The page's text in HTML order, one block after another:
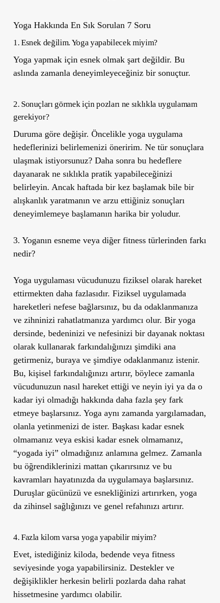
Yoga Hakkında En Sık Sorulan 7 Soru
1. Esnek değilim. Yoga yapabilecek miyim?
Yoga yapmak için esnek olmak şart değildir. Bu
aslında zamanla deneyimleyeceğiniz bir sonuçtur.
2. Sonuçları görmek için pozları ne sıklıkla uygulamam
gerekiyor?
Duruma göre değişir. Öncelikle yoga uygulama
hedeflerinizi belirlemenizi öneririm. Ne tür sonuçlara
ulaşmak istiyorsunuz? Daha sonra bu hedeflere
dayanarak ne sıklıkla pratik yapabileceğinizi
belirleyin. Ancak haftada bir kez başlamak bile bir
alışkanlık yaratmanın ve arzu ettiğiniz sonuçları
deneyimlemeye başlamanın harika bir yoludur.
3. Yoganın esneme veya diğer fitness türlerinden farkı
nedir?
Yoga uygulaması vücudunuzu fiziksel olarak hareket
ettirmekten daha fazlasıdır. Fiziksel uygulamada
hareketleri nefese bağlarsınız, bu da odaklanmanıza
ve zihninizi rahatlatmanıza yardımcı olur. Bir yoga
dersinde, bedeninizi ve nefesinizi bir dayanak noktası
olarak kullanarak farkındalığınızı şimdiki ana
getirmeniz, buraya ve şimdiye odaklanmanız istenir.
Bu, kişisel farkındalığınızı artırır, böylece zamanla
vücudunuzun nasıl hareket ettiği ve neyin iyi ya da o
kadar iyi olmadığı hakkında daha fazla şey fark
etmeye başlarsınız. Yoga aynı zamanda yargılamadan,
olanla yetinmenizi de ister. Başkası kadar esnek
olmamanız veya eskisi kadar esnek olmamanız,
“yogada iyi” olmadığınız anlamına gelmez. Zamanla
bu öğrendiklerinizi mattan çıkarırsınız ve bu
kavramları hayatınızda da uygulamaya başlarsınız.
Duruşlar gücünüzü ve esnekliğinizi artırırken, yoga
da zihinsel sağlığınızı ve genel refahınızı artırır.
4. Fazla kilom varsa yoga yapabilir miyim?
Evet, istediğiniz kiloda, bedende veya fitness
seviyesinde yoga yapabilirsiniz. Destekler ve
değişiklikler herkesin belirli pozlarda daha rahat
hissetmesine yardımcı olabilir.